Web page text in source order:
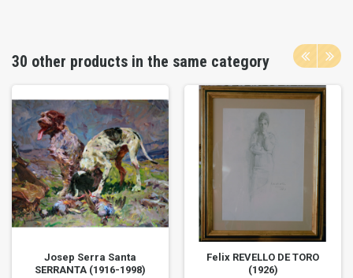
30 other products in the same category
Josep Serra Santa
SERRANTA (1916-1998)
Felix REVELLO DE TORO
(1926)